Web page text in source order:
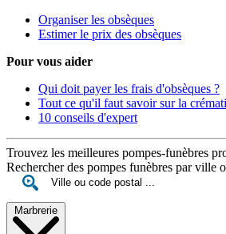
Organiser les obsèques
Estimer le prix des obsèques
Pour vous aider
Qui doit payer les frais d'obsèques ?
Tout ce qu'il faut savoir sur la
10 conseils d'expert
Trouvez les meilleures pompes-funèbres
Rechercher des pompes funèbres par ville
Marbrerie